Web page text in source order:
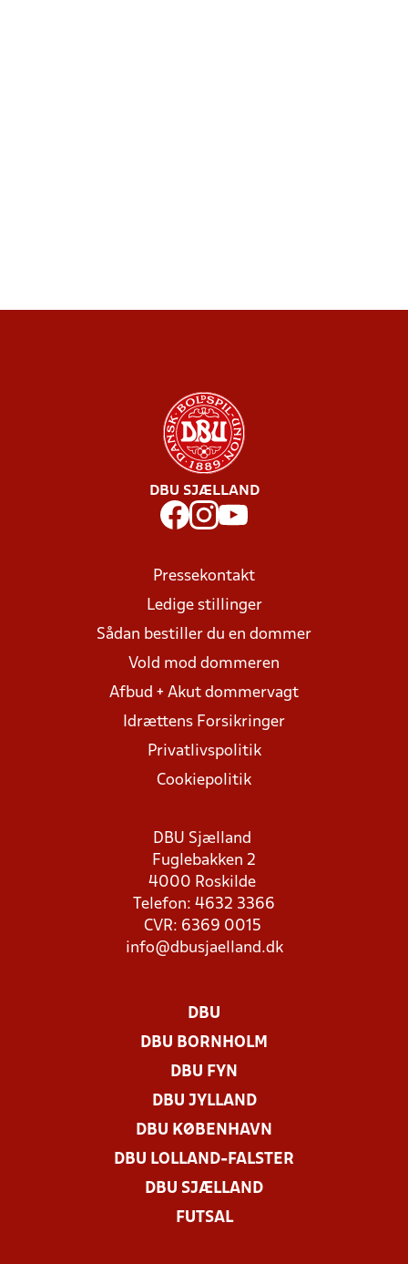
DBU SJÆLLAND
Pressekontakt
Ledige stillinger
Sådan bestiller du en dommer
Vold mod dommeren
Afbud + Akut dommervagt
Idrættens Forsikringer
Privatlivspolitik
Cookiepolitik
DBU Sjælland
Fuglebakken 2
4000 Roskilde
Telefon: 4632 3366
CVR: 6369 0015
info@dbusjaelland.dk
DBU
DBU BORNHOLM
DBU FYN
DBU JYLLAND
DBU KØBENHAVN
DBU LOLLAND-FALSTER
DBU SJÆLLAND
FUTSAL